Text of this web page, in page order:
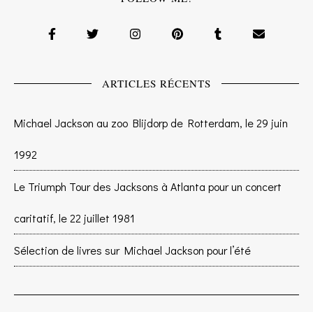
ARTICLES RÉCENTS
Michael Jackson au zoo Blijdorp de Rotterdam, le 29 juin
1992
Le Triumph Tour des Jacksons à Atlanta pour un concert
caritatif, le 22 juillet 1981
Sélection de livres sur Michael Jackson pour l’été